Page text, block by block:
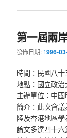
第一屆兩
發佈日期:1996-
時間：民國八
地點：國立政
主辦單位：中
簡介：此次會
陸及香港地區
論文多達四十